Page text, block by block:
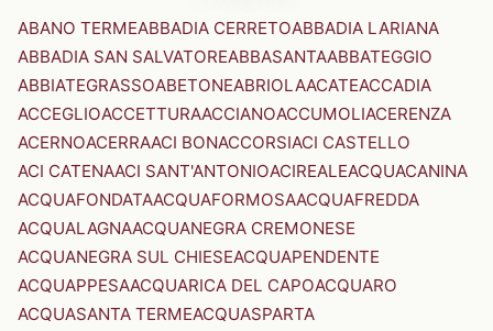
ABANO TERMEABBADIA CERRETOABBADIA LARIANA
ABBADIA SAN SALVATOREABBASANTAABBATEGGIO
ABBIATEGRASSOABETONEABRIOLAACATEACCADIA
ACCEGLIOACCETTURAACCIANOACCUMOLIACERENZA
ACERNOACERRAACI BONACCORSIACI CASTELLO
ACI CATENAACI SANT'ANTONIOACIREALEACQUACANINA
ACQUAFONDATAACQUAFORMOSAACQUAFREDDA
ACQUALAGNAACQUANEGRA CREMONESE
ACQUANEGRA SUL CHIESEACQUAPENDENTE
ACQUAPPESAACQUARICA DEL CAPOACQUARO
ACQUASANTA TERMEACQUASPARTA